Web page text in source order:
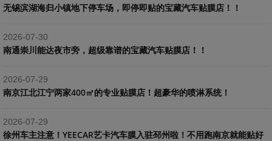
​无锡滨湖海归小镇地下停车场，即停即贴的宝藏汽车贴膜店！！
2026-07-30
南通崇川能达夜市旁，超级靠谱的宝藏汽车贴膜店！！
2026-07-29
南京江北江宁两家400㎡的专业贴膜店！超豪华的喷淋系统！
2026-07-29
​徐州车主注意！YEECAR艺卡汽车膜入驻邳州啦！不用跑南京就能贴好